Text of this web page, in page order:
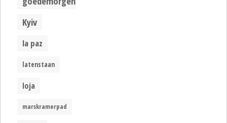
Kyiv
la paz
latenstaan
loja
marskramerpad